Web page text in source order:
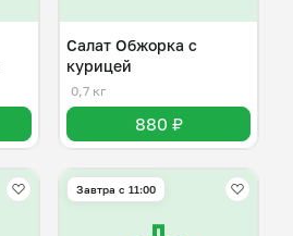
Салат Обжорка с
курицей
0,7 кг
880 ₽
Завтра c 11:00